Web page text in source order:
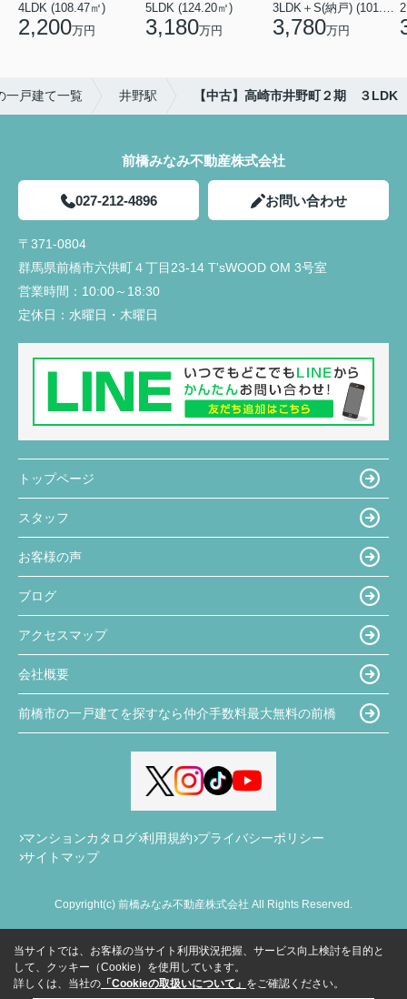
4LDK (108.47㎡)
2,200万円
5LDK (124.20㎡)
3,180万円
3LDK＋S(納戸) (101.02㎡)
3,780万円
一戸建て一覧 井野駅 【中古】高崎市井野町２期 ３LDK
前橋みなみ不動産株式会社
027-212-4896 お問い合わせ
〒371-0804
群馬県前橋市六供町４丁目23‐14 T'sWOOD OM 3号室
営業時間： 10:00～18:30
定休日： 水曜日・木曜日
トップページ
スタッフ
お客様の声
ブログ
アクセスマップ
会社概要
前橋市の一戸建てを探すなら仲介手数料最大無料の前橋
マンションカタログ 利用規約 プライバシーポリシー
サイトマップ
Copyright(c) 前橋みなみ不動産株式会社 All Rights Reserved.
当サイトでは、お客様の当サイト利用状況把握、サービス向上検討を目的と
して、クッキー（Cookie）を使用しています。
詳しくは、当社の 「Cookieの取扱いについて」 をご確認ください。